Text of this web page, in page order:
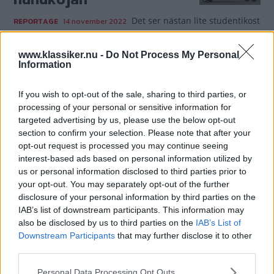
www.klassiker.nu - Do Not Process My Personal
Information
If you wish to opt-out of the sale, sharing to third parties, or
processing of your personal or sensitive information for
targeted advertising by us, please use the below opt-out
section to confirm your selection. Please note that after your
opt-out request is processed you may continue seeing
interest-based ads based on personal information utilized by
us or personal information disclosed to third parties prior to
your opt-out. You may separately opt-out of the further
disclosure of your personal information by third parties on the
IAB’s list of downstream participants. This information may
also be disclosed by us to third parties on the IAB’s List of
Downstream Participants that may further disclose it to other
Please note that this website/app uses one or more Google
REPORTAGE 14 november 2022 Det ser nästan lite studentikost
ut - men den här ombyggda Minin var ett viktigt steg i
Gasa (3)
Austins anspråkslösa
ambassadör
REPORTAGE 20 juni 2022 Princess levde inte riktigt upp till
förväntningarna hos vare sig Leyland eller köparna. Skulle
en efterföljare råda bot på det?
Gasa (5)
Idag har Mini Cooper
namnsdag